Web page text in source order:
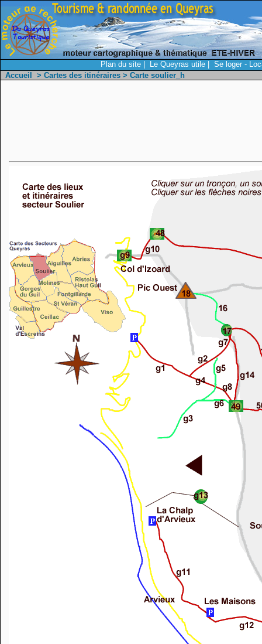
Plan du site| Le Queyras utile|
Se loger -
Accueil
> Cartes des itinéraires > Carte soulier_h